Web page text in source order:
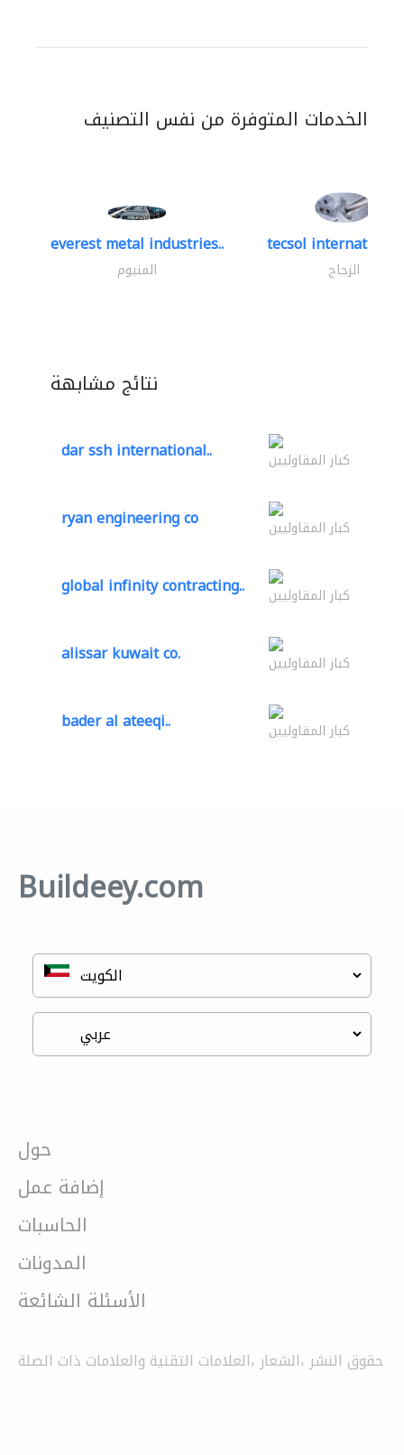
الخدمات المتوفرة من نفس التصنيف
everest metal industries..
المنيوم
tecsol
الزجاج
نتائج مشابهة
dar ssh international.. كبار المقاوليين
ryan engineering co كبار المقاوليين
global infinity contracting.. كبار المقاوليين
alissar kuwait co. كبار المقاوليين
bader al ateeqi.. كبار المقاوليين
Buildeey.com
حول
إضافة عمل
الحاسبات
المدونات
الأسئلة الشائعة
حقوق النشر ،الشعار ،العلامات التقنية والعلامات ذات الصلة